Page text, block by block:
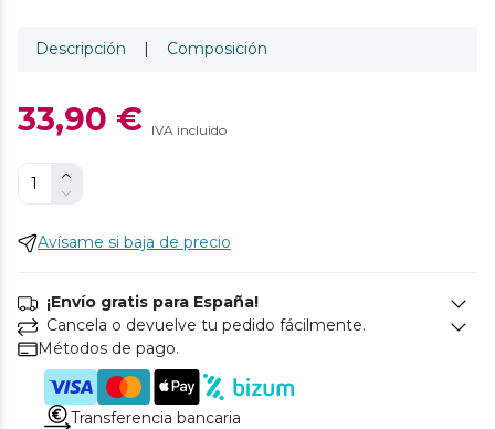
Descripción | Composición
33,90 € IVA incluido
Avísame si baja de precio
¡Envío gratis para España!
Cancela o devuelve tu pedido fácilmente.
Métodos de pago.
Transferencia bancaria